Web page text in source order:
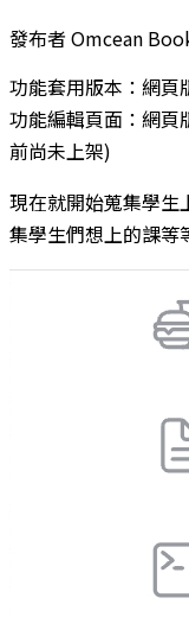
發布者Omcean
功能套用版本：網頁
功能編輯頁面：網頁
前尚未上架)
現在就開始蒐集學生
集學生們想上的課等